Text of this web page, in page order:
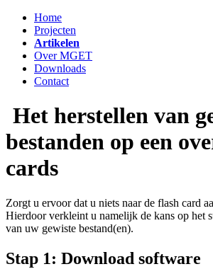
Home
Projecten
Artikelen
Over MGET
Downloads
Contact
Het herstellen van
bestanden op een
cards
Zorgt u ervoor dat u niets naar de flash card
Hierdoor verkleint u namelijk de kans op het
van uw gewiste bestand(en).
Stap 1: Download software